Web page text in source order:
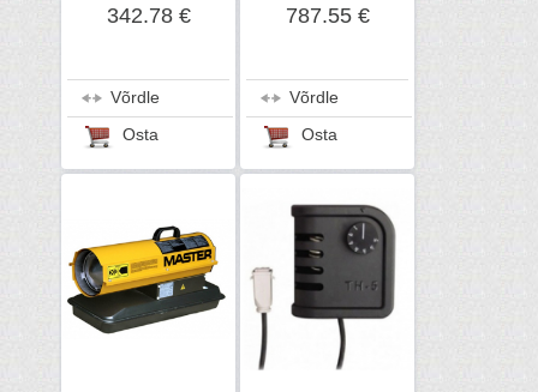
Inelco
342.78 €
Võrdle
Osta
Tiger King
787.55 €
Võrdle
Osta